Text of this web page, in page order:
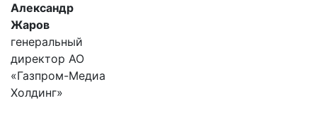
Александр
Жаров
генеральный
директор АО
«Газпром-Медиа
Холдинг»